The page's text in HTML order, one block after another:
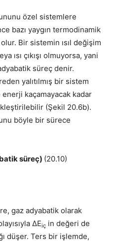
özel sistemlere
bazı yaygın termodinamik
Bir sistemin ısıl değişim
ısı çıkışı olmuyorsa, yani
süreç denir.
yalı­tılmış bir sistem
enerji kaçamayacak kadar
(Şekil 20.6b).
böyle bir sürece
süreç) (20.10)
gaz adyabatik olarak
ΔEiç in değeri de
düşer. Ters bir işlemde,